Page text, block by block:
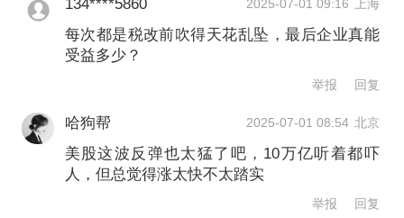
称，他无意将针对多数国家和地区的90
天关税暂停期延长至7月9日之后。外界
通货膨胀及公司产生的影响。富国银行
认为，至少4月2日的部分对等关税可能
会适用，这应该会以价格上涨、企业利
134****5860 2025-07-01 09:16 上海
每次都是税改前吹得天花乱坠，最后企业真能
受益多少？
举报 回复
哈狗帮 2025-07-01 08:54 北京
美股这波反弹也太猛了吧，10万亿听着都吓
人，但总觉得涨太快不太踏实
举报 回复